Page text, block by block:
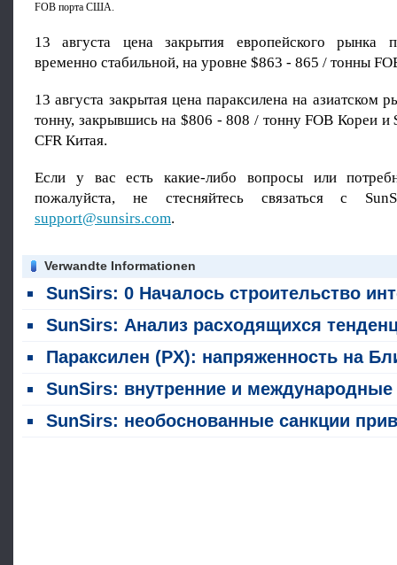
FOB порта США.
13 августа цена закрытия европейского рынка
временно стабильной, на уровне $863 - 865 / тонны
13 августа закрытая цена параксилена на азиатском
тонну, закрывшись на $806 - 808 / тонну FOB Кореи и
CFR Китая.
Если у вас есть какие-либо вопросы или
пожалуйста, не стесняйтесь связаться с
support@sunsirs.com.
Verwandte Informationen
SunSirs: 0 Началось строительство интегрированного проекта ПТА / ПЭТ немецкой компании MAK в Омане стоимостью 550 миллионов долларов США - анализ динамики рынка в китайской цепочке поставок
SunSirs: Анализ расходящихся тенденций в глобальной полиэстерной промышленности: выход европейских мощностей против ускоренной зарубежной экспансии китайской цепочки
Параксилен (PX): напряженность на Ближнем Востоке влияет на затраты; техническое обслуживание завода ограничивает
SunSirs: внутренние и международные тенденции рынка параксилена на 21
SunSirs: необоснованные санкции приводят к реструктуризации рынка PX-PTA-MEG в цепочке поставок